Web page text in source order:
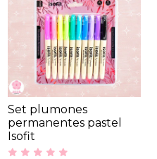
Set plumones
permanentes pastel
Isofit